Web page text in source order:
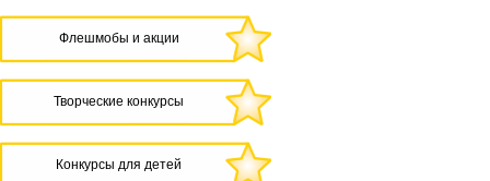
Флешмобы и акции
Творческие конкурсы
Конкурсы для детей